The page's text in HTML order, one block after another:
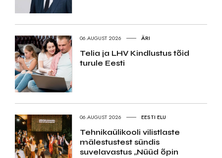
06.AUGUST 2026 ÄRI
Telia ja LHV Kindlustus tõid
turule Eesti
06.AUGUST 2026 EESTI ELU
Tehnikaülikooli vilistlaste
mälestustest sündis
suvelavastus „Nüüd õpin